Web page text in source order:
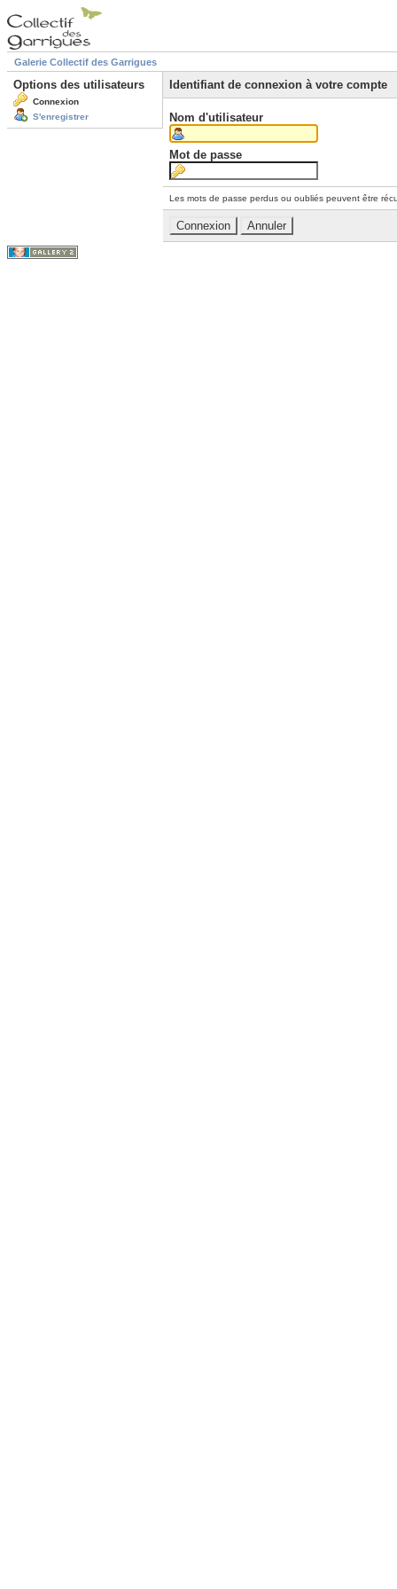
Galerie Collectif des Garrigues
Options des utilisateurs
Connexion
S'enregistrer
Identifiant de connexion à votre compte
Nom d'utilisateur
Mot de passe
Les mots de passe perdus ou oubliés peuvent être